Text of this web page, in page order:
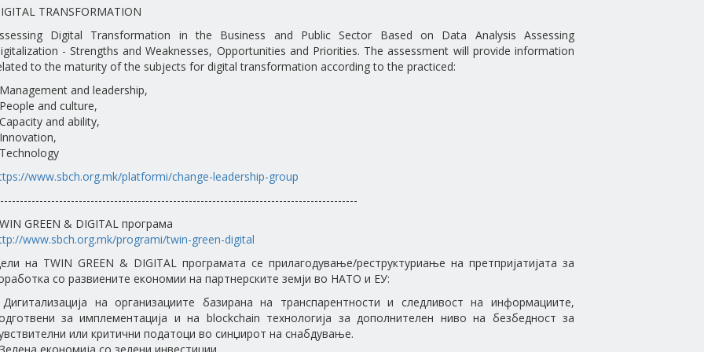
TRANSFORMATION
Digital Transformation in the Business and Public Sector Based on Data Analysis Assessing
- Strengths and Weaknesses, Opportunities and Priorities. The assessment will provide information
to the maturity of the subjects for digital transformation according to the practiced:
and leadership,
and culture,
and ability,
www.sbch.org.mk/platformi/change-leadership-group
GREEN & DIGITAL програма
www.sbch.org.mk/programi/twin-green-digital
на TWIN GREEN & DIGITAL програмата се прилагодување/реструктуриање на претпријатијата за
со развиените економии на партнерските земји во НАТО и ЕУ:
на организациите базирана на транспарентности и следливост на информациите,
за имплементација и на blockchain технологија за дополнителен ниво на безбедност за
или критични податоци во синџирот на снабдување.